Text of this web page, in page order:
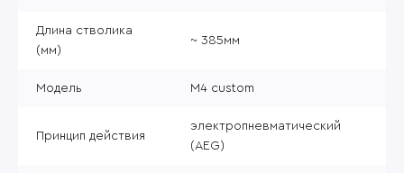
Длина стволика
(мм)
~ 385мм
Модель M4 custom
Принцип действия
электропневматический
(AEG)